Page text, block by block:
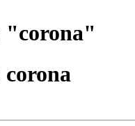
"corona"
corona